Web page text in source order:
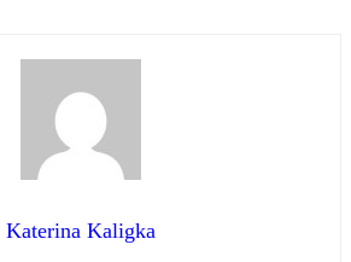
Katerina Kaligka